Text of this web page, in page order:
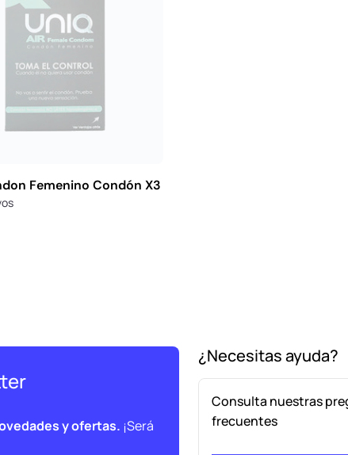
Femenino Condón X3
y ofertas. ¡Será
¿Necesitas ayuda?
Consulta nuestras
frecuentes